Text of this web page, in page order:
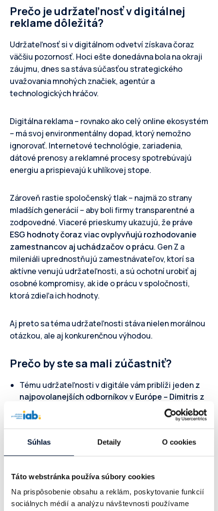
Súhlas Detaily O cookies
Táto webstránka používa súbory cookies
Na prispôsobenie obsahu a reklám, poskytovanie funkcií
sociálnych médií a analýzu návštevnosti používame
Prečo je udržateľnosť v digitálnej
reklame dôležitá?
Udržateľnosť si v digitálnom odvetví získava čoraz
väčšiu pozornosť. Hoci ešte donedávna bola na okraji
záujmu, dnes sa stáva súčasťou strategického
uvažovania mnohých značiek, agentúr a
technologických hráčov.
Digitálna reklama – rovnako ako celý online ekosystém
– má svoj environmentálny dopad, ktorý nemožno
ignorovať. Internetové technológie, zariadenia,
dátové prenosy a reklamné procesy spotrebúvajú
energiu a prispievajú k uhlíkovej stope.
Zároveň rastie spoločenský tlak – najmä zo strany
mladších generácií – aby boli firmy transparentné a
zodpovedné. Viaceré prieskumy ukazujú, že práve
ESG hodnoty čoraz viac ovplyvňujú rozhodovanie
zamestnancov aj uchádzačov o prácu. Gen Z a
mileniáli uprednostňujú zamestnávateľov, ktorí sa
aktívne venujú udržateľnosti, a sú ochotní urobiť aj
osobné kompromisy, ak ide o prácu v spoločnosti,
ktorá zdieľa ich hodnoty.
Aj preto sa téma udržateľnosti stáva nielen morálnou
otázkou, ale aj konkurenčnou výhodou.
Prečo by ste sa mali zúčastniť?
Tému udržateľnosti v digitále vám priblíži jedenz
najpovolanejších odborníkov v Európe – Dimitris z
IAB Europe
. Okrem predstavenia aktuálnych
štandardov
unikátny nástroj, vďaka
ktorému si viete presne vyčísliť a efektívne znížiť
uhlíkovú stopu vašich digitálnych kampaní.
platformy integrujú udržateľnosť do svojich
reklamných stratégií.
v Q&A môžetediskutovať s odborníkmi ovýzvach a